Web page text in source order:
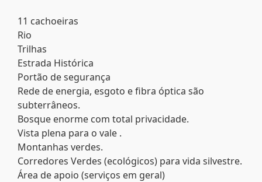
11 cachoeiras
Rio
Trilhas
Estrada Histórica
Portão de segurança
Rede de energia, esgoto e fibra óptica são
subterrâneos.
Bosque enorme com total privacidade.
Vista plena para o vale .
Montanhas verdes.
Corredores Verdes (ecológicos) para vida silvestre.
Área de apoio (serviços em geral)